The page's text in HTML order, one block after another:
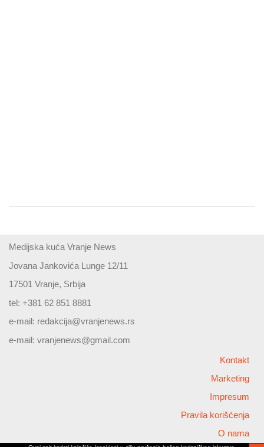
Medijska kuća Vranje News
Jovana Jankovića Lunge 12/11
17501 Vranje, Srbija
tel: +381 62 851 8881
e-mail: redakcija@vranjenews.rs
e-mail: vranjenews@gmail.com
Kontakt
Marketing
Impresum
Pravila korišćenja
O nama